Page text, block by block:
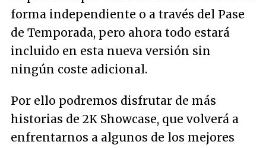
forma independiente o a través del Pase
de Temporada, pero ahora todo estará
incluido en esta nueva versión sin
ningún coste adicional.
Por ello podremos disfrutar de más
historias de 2K Showcase, que volverá a
enfrentarnos a algunos de los mejores